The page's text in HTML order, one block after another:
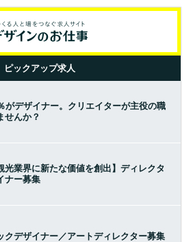
ピックアップ求人
がデザイナー。クリエイターが主役の職
せんか？
光業界に新たな価値を創出】ディレクタ
ナー募集
クデザイナー／アートディレクター募集